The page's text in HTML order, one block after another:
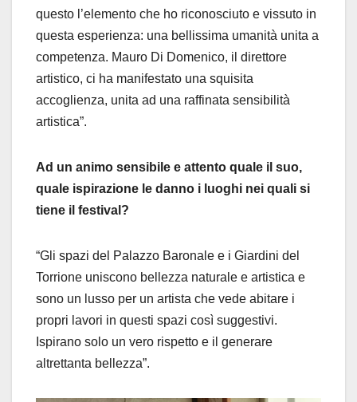
questo l’elemento che ho riconosciuto e vissuto in
questa esperienza: una bellissima umanità unita a
competenza. Mauro Di Domenico, il direttore
artistico, ci ha manifestato una squisita
accoglienza, unita ad una raffinata sensibilità
artistica”.
Ad un animo sensibile e attento quale il suo,
quale ispirazione le danno i luoghi nei quali si
tiene il festival?
“Gli spazi del Palazzo Baronale e i Giardini del
Torrione uniscono bellezza naturale e artistica e
sono un lusso per un artista che vede abitare i
propri lavori in questi spazi così suggestivi.
Ispirano solo un vero rispetto e il generare
altrettanta bellezza”.